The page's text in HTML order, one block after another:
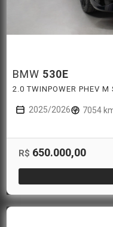
BMW 530E
2.0 TWINPOWER PHEV M
2025/2026 7054
R$ 650.000,00